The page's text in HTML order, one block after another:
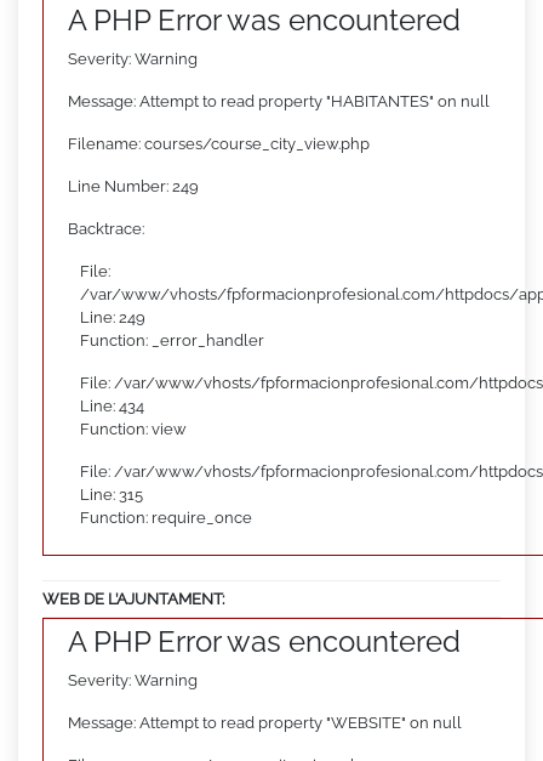
A PHP Error was encountered
Severity: Warning
Message: Attempt to read property "HABITANTES" on null
Filename: courses/course_city_view.php
Line Number: 249
Backtrace:
File:
/var/www/vhosts/fpformacionprofesional.com/httpdocs/
Line: 249
Function: _error_handler
File: /var/www/vhosts/fpformacionprofesional.com/
Line: 434
Function: view
File: /var/www/vhosts/fpformacionprofesional.com/
Line: 315
Function: require_once
WEB DE L’AJUNTAMENT:
A PHP Error was encountered
Severity: Warning
Message: Attempt to read property "WEBSITE" on null